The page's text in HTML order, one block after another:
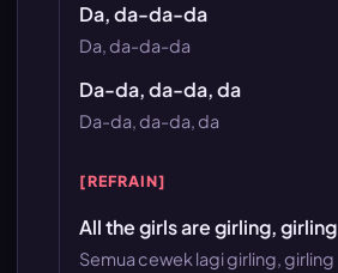
Da, da-da-da
Da, da-da-da
Da-da, da-da, da
Da-da, da-da, da
[REFRAIN]
All the girls are girling, girling
Semua cewek lagi girling, girling